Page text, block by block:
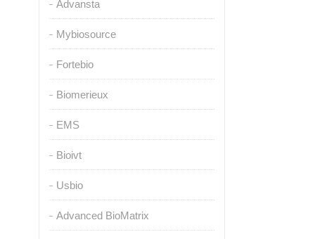
Advansta
Mybiosource
Fortebio
Biomerieux
EMS
Bioivt
Usbio
Advanced BioMatrix